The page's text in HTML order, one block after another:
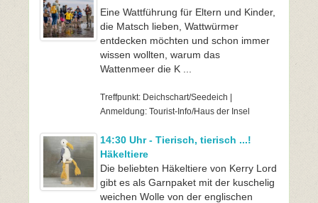
Eine Wattführung für Eltern und Kinder,
die Matsch lieben, Wattwürmer
entdecken möchten und schon immer
wissen wollten, warum das
Wattenmeer die K ...
Treffpunkt: Deichschart/Seedeich |
Anmeldung: Tourist-Info/Haus der Insel
14:30 Uhr - Tierisch, tierisch ...!
Häkeltiere
Die beliebten Häkeltiere von Kerry Lord
gibt es als Garnpaket mit der kuschelig
weichen Wolle von der englischen